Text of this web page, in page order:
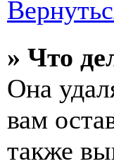
» Что
Она
вам
также